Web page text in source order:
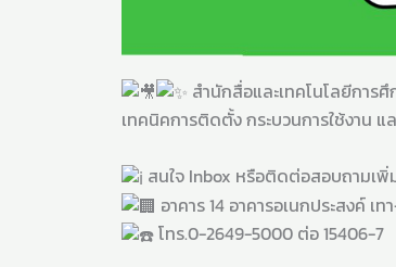
สำนักสื่อและเทคโนโลยีการ
เทคนิคการติดตั้ง กระบวนการใช้งาน
สนใจ Inbox หรือติดต่อสอบถามเพิ่
อาคาร 14 อาคารอเนกประสงค์ เท
โทร.0-2649-5000 ต่อ 15406-7